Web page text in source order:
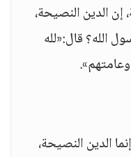
إن الدين النصيحة،
الله؟ قال:«لله
الدين النصيحة،